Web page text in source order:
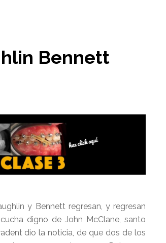
Bennett
y Bennett regresan, y regresan
digno de John McClane, santo
dio la noticia, de que dos de los